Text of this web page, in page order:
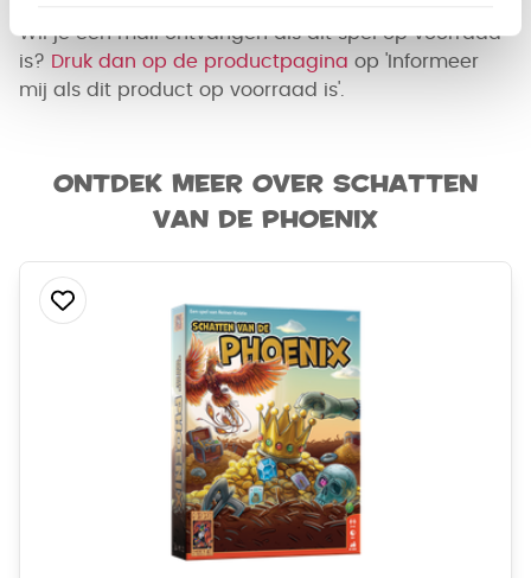
Wil je een mail ontvangen als dit spel op voorraad
is? Druk dan op de productpagina op 'Informeer
mij als dit product op voorraad is'.
Ontdek meer over Schatten
van de Phoenix